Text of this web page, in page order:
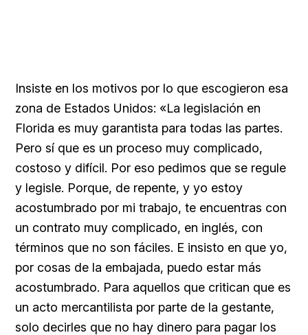
Insiste en los motivos por lo que escogieron esa
zona de Estados Unidos: «La legislación en
Florida es muy garantista para todas las partes.
Pero sí que es un proceso muy complicado,
costoso y difícil. Por eso pedimos que se regule
y legisle. Porque, de repente, y yo estoy
acostumbrado por mi trabajo, te encuentras con
un contrato muy complicado, en inglés, con
términos que no son fáciles. E insisto en que yo,
por cosas de la embajada, puedo estar más
acostumbrado. Para aquellos que critican que es
un acto mercantilista por parte de la gestante,
solo decirles que no hay dinero para pagar los